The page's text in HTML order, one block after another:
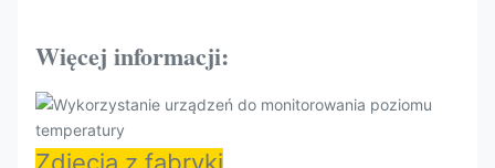
dotyczące:
1560*840*1500 R290
Więcej informacji: